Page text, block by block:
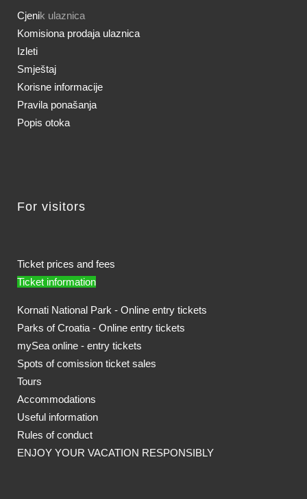
Cjenik ulaznica
Komisiona prodaja ulaznica
Izleti
Smještaj
Korisne informacije
Pravila ponašanja
Popis otoka
For visitors
Ticket prices and fees
Ticket information
Kornati National Park - Online entry tickets
Parks of Croatia - Online entry tickets
mySea online - entry tickets
Spots of comission ticket sales
Tours
Accommodations
Useful information
Rules of conduct
ENJOY YOUR VACATION RESPONSIBLY